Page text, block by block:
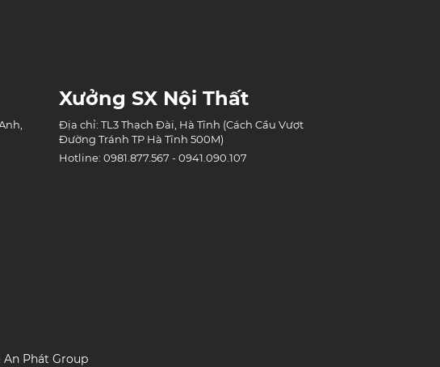
Xưởng SX Nội Thất
Địa chỉ: TL3 Thạch Đài, Hà Tĩnh (Cách Cầu Vượt
Đường Tránh TP Hà Tĩnh 500M)
Hotline: 0981.877.567 - 0941.090.107
An Phát Group